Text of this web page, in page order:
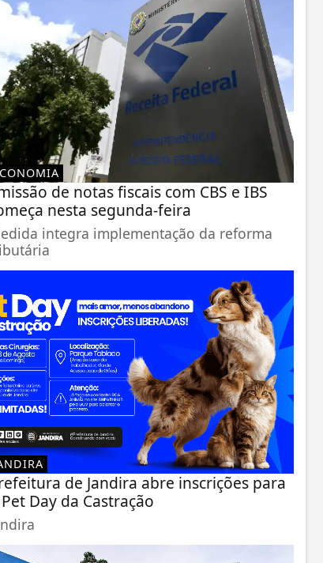
de notas fiscais com CBS e IBS
nesta segunda-feira
integra implementação da reforma
de Jandira abre inscrições para
Day da Castração